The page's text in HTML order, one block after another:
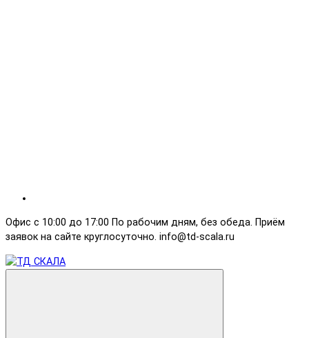
Офис с 10:00 до 17:00 По рабочим дням, без обеда. Приём
заявок на сайте круглосуточно. info@td-scala.ru